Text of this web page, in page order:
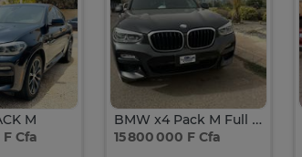
M
Cfa
BMW x4 Pack M Full Option 2020
15 800 000 F Cfa